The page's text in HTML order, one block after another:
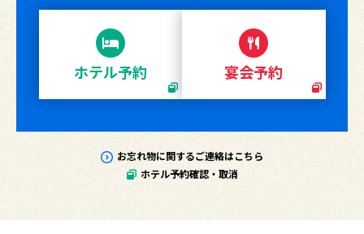
ホテル予約 宴会予約
お忘れ物に関するご連絡はこちら
ホテル予約確認・取消